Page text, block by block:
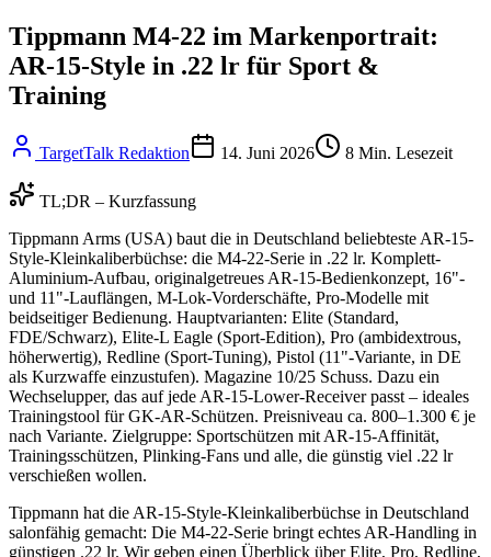
Tippmann M4-22 im Markenportrait:
AR-15-Style in .22 lr für Sport &
Training
TargetTalk Redaktion 14. Juni 2026 8 Min. Lesezeit
TL;DR – Kurzfassung
Tippmann Arms (USA) baut die in Deutschland beliebteste AR-15-
Style-Kleinkaliberbüchse: die M4-22-Serie in .22 lr. Komplett-
Aluminium-Aufbau, originalgetreues AR-15-Bedienkonzept, 16"-
und 11"-Lauflängen, M-Lok-Vorderschäfte, Pro-Modelle mit
beidseitiger Bedienung. Hauptvarianten: Elite (Standard,
FDE/Schwarz), Elite-L Eagle (Sport-Edition), Pro (ambidextrous,
höherwertig), Redline (Sport-Tuning), Pistol (11"-Variante, in DE
als Kurzwaffe einzustufen). Magazine 10/25 Schuss. Dazu ein
Wechselupper, das auf jede AR-15-Lower-Receiver passt – ideales
Trainingstool für GK-AR-Schützen. Preisniveau ca. 800–1.300 € je
nach Variante. Zielgruppe: Sportschützen mit AR-15-Affinität,
Trainingsschützen, Plinking-Fans und alle, die günstig viel .22 lr
verschießen wollen.
Tippmann hat die AR-15-Style-Kleinkaliberbüchse in Deutschland
salonfähig gemacht: Die M4-22-Serie bringt echtes AR-Handling in
günstigen .22 lr. Wir geben einen Überblick über Elite, Pro, Redline,